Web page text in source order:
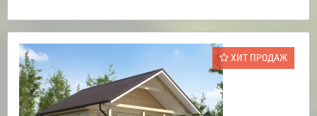
ХИТ ПРОДАЖ